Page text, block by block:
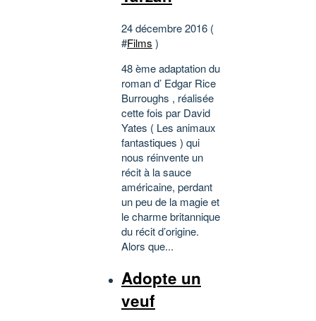
24 décembre 2016 (
#Films )
48 ème adaptation du
roman d’ Edgar Rice
Burroughs , réalisée
cette fois par David
Yates ( Les animaux
fantastiques ) qui
nous réinvente un
récit à la sauce
américaine, perdant
un peu de la magie et
le charme britannique
du récit d’origine.
Alors que...
Adopte un
veuf